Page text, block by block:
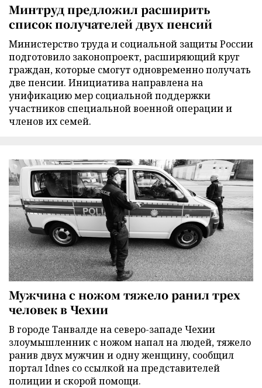
Минтруд предложил расширить
список получателей двух пенсий
Министерство труда и социальной защиты России
подготовило законопроект, расширяющий круг
граждан, которые смогут одновременно получать
две пенсии. Инициатива направлена на
унификацию мер социальной поддержки
участников специальной военной операции и
членов их семей.
Мужчина с ножом тяжело ранил трех
человек в Чехии
В городе Танвалде на северо-западе Чехии
злоумышленник с ножом напал на людей, тяжело
ранив двух мужчин и одну женщину, сообщил
портал Idnes со ссылкой на представителей
полиции и скорой помощи.